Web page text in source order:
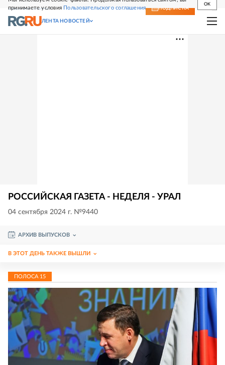
принимаете условия Пользовательского соглашения
OK
СВЕЖИЙ НОМЕР ПОДПИСКА
ЛЕНТА НОВОСТЕЙ
РОССИЙСКАЯ ГАЗЕТА - НЕДЕЛЯ - УРАЛ
04 сентября 2024 г. №9440
АРХИВ ВЫПУСКОВ
В ЭТОТ ДЕНЬ ТАКЖЕ ВЫШЛИ
ПОЛОСА 15